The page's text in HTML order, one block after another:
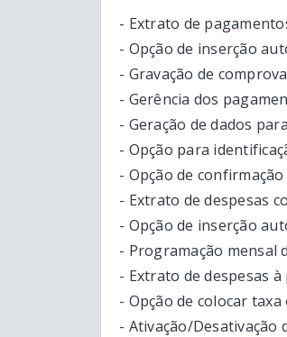
- Extrato de
- Opção de inserção
- Gravação de
- Gerência dos
- Geração de dados
- Opção para
- Opção de
- Extrato de despesas
- Opção de inserção
- Programação mensal
- Extrato de despesas
- Opção de colocar
- Ativação/Desativação